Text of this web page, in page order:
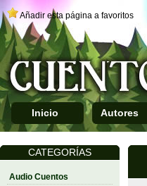
Añadir esta página a favoritos
Inicio Autores
CATEGORÍAS
Audio Cuentos